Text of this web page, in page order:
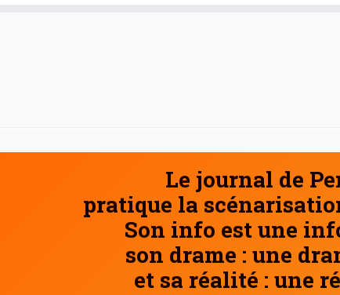
Le journal de
pratique la
Son info est une
son drame : une
et sa réalité : une